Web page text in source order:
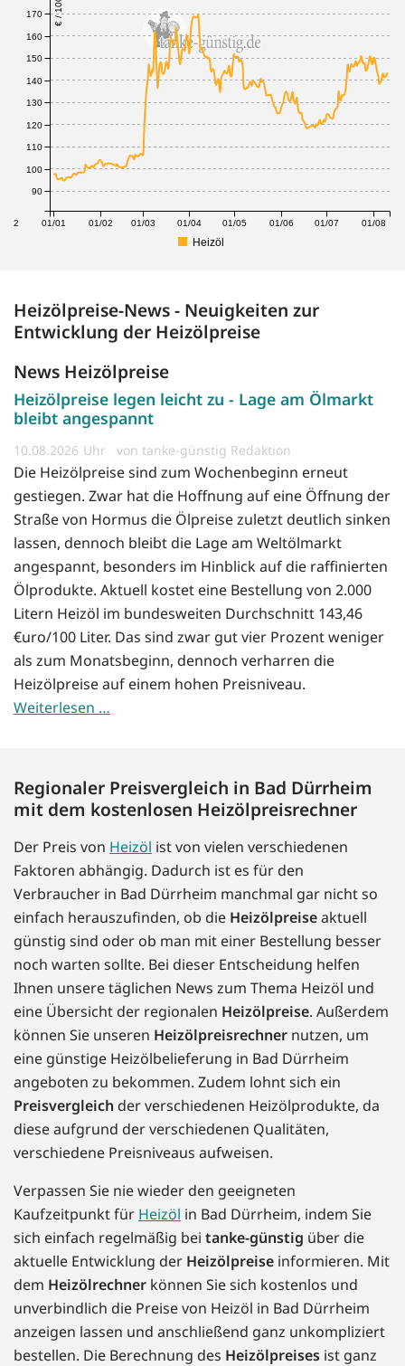
12 01/01 01/02 01/03 01/04 01/05 01/06 01/07 01/08
90
100
110
120
130
140
150
160
170
Heizöl
Heizölpreise-News - Neuigkeiten zur
Entwicklung der Heizölpreise
News Heizölpreise
Heizölpreise legen leicht zu - Lage am Ölmarkt
bleibt angespannt
10.08.2026 von tanke-günstig Redaktion
Die Heizölpreise sind zum Wochenbeginn erneut
gestiegen. Zwar hat die Hoffnung auf eine Öffnung der
Straße von Hormus die Ölpreise zuletzt deutlich sinken
lassen, dennoch bleibt die Lage am Weltölmarkt
angespannt, besonders im Hinblick auf die raffinierten
Ölprodukte. Aktuell kostet eine Bestellung von 2.000
Litern Heizöl im bundesweiten Durchschnitt 143,46
€uro/100 Liter. Das sind zwar gut vier Prozent weniger
als zum Monatsbeginn, dennoch verharren die
Heizölpreise auf einem hohen Preisniveau.
Weiterlesen …
Regionaler Preisvergleich in Bad Dürrheim
mit dem kostenlosen Heizölpreisrechner
Der Preis von Heizöl ist von vielen verschiedenen
Faktoren abhängig. Dadurch ist es für den
Verbraucher in Bad Dürrheim manchmal gar nicht so
einfach herauszufinden, ob die Heizölpreiseaktuell
günstig sind oder ob man mit einer Bestellung besser
noch warten sollte. Bei dieser Entscheidung helfen
Ihnen unsere täglichen News zum Thema Heizöl und
eine Übersicht der regionalen Heizölpreise. Außerdem
können Sie unseren Heizölpreisrechner nutzen, um
eine günstige Heizölbelieferung in Bad Dürrheim
angeboten zu bekommen. Zudem lohnt sich ein
Preisvergleich der verschiedenen Heizölprodukte, da
diese aufgrund der verschiedenen Qualitäten,
verschiedene Preisniveaus aufweisen.
Verpassen Sie nie wieder den geeigneten
Kaufzeitpunkt für Heizöl in Bad Dürrheim, indem Sie
sich einfach regelmäßig bei tanke-günstig über die
aktuelle Entwicklung der Heizölpreise informieren. Mit
dem Heizölrechner können Sie sich kostenlos und
unverbindlich die Preise von Heizöl in Bad Dürrheim
anzeigen lassen und anschließend ganz unkompliziert
bestellen. Die Berechnung des Heizölpreises ist ganz